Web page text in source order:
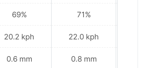
69%
20.2 kph
0.6 mm
71%
22.0 kph
0.8 mm